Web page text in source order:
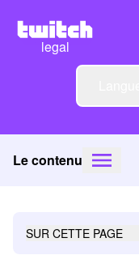
legal
Le contenu
SUR CETTE PAGE